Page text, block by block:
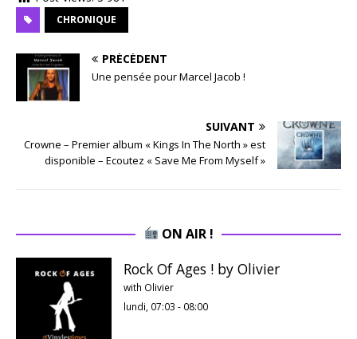
CHRONIQUE
PRÉCÉDENT
Une pensée pour Marcel Jacob !
SUIVANT
Crowne – Premier album « Kings In The North » est
disponible – Ecoutez « Save Me From Myself »
ON AIR !
Rock Of Ages ! by Olivier
with Olivier
lundi, 07:03 - 08:00